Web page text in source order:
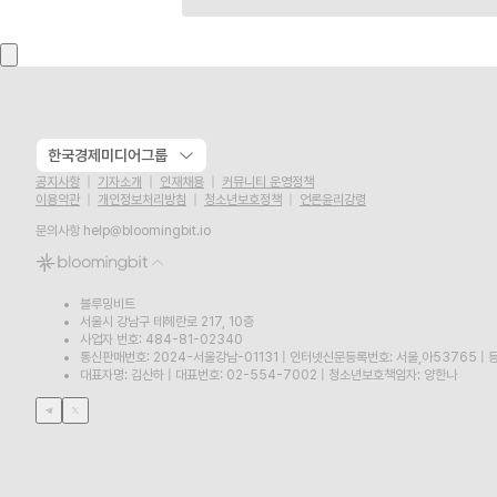
한국경제미디어그룹
공지사항 기자소개 인재채용
커뮤니티 운영정책
이용약관
개인정보처리방침 청소년보호정책
언론윤리강령
문의사항 help@bloomingbit.io
블루밍비트
서울시 강남구 테헤란로 217, 10층
사업자 번호: 484-81-02340
통신판매번호: 2024-서울강남-01131
인터넷신문등록번호: 서울,아53765
대표자명: 김산하
대표번호: 02-554-7002 청소년보호책임자: 양한나